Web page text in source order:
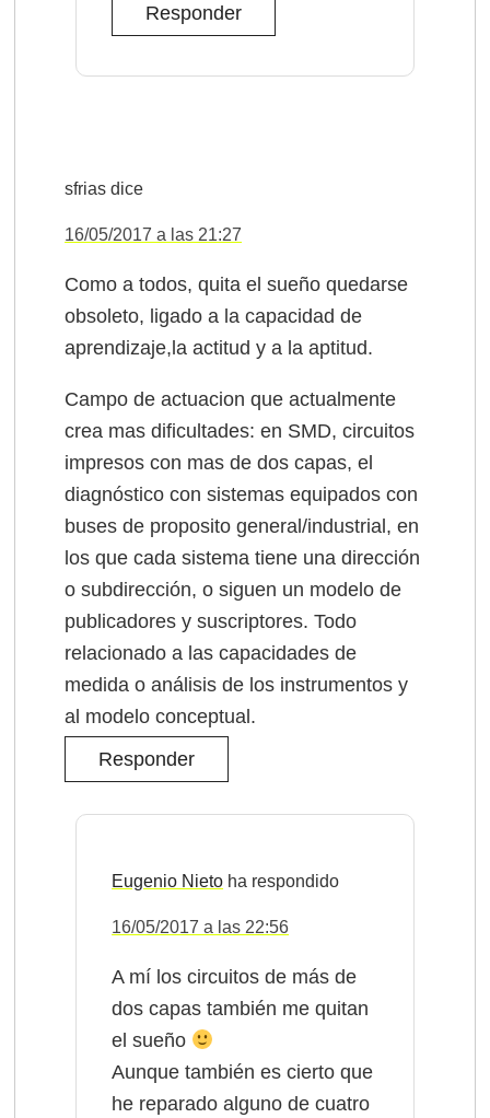
Responder
sfrias dice
16/05/2017 a las 21:27
Como a todos, quita el sueño quedarse
obsoleto, ligado a la capacidad de
aprendizaje,la actitud y a la aptitud.
Campo de actuacion que actualmente
crea mas dificultades: en SMD, circuitos
impresos con mas de dos capas, el
diagnóstico con sistemas equipados con
buses de proposito general/industrial, en
los que cada sistema tiene una dirección
o subdirección, o siguen un modelo de
publicadores y suscriptores. Todo
relacionado a las capacidades de
medida o análisis de los instrumentos y
al modelo conceptual.
Responder
Eugenio Nieto
16/05/2017 a las 22:56
A mí los circuitos de más de
dos capas también me quitan
el sueño
Aunque también es cierto que
he reparado alguno de cuatro